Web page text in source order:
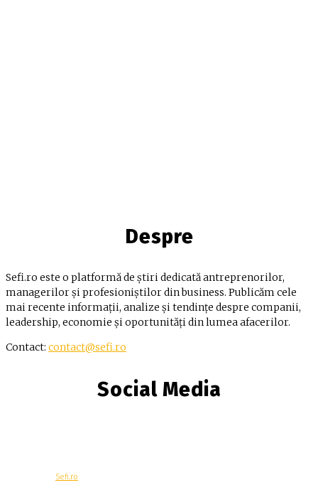
Despre
Sefi.ro este o platformă de știri dedicată antreprenorilor,
managerilor și profesioniștilor din business. Publicăm cele
mai recente informații, analize și tendințe despre companii,
leadership, economie și oportunități din lumea afacerilor.
Contact: contact@sefi.ro
Social Media
Sefi.ro